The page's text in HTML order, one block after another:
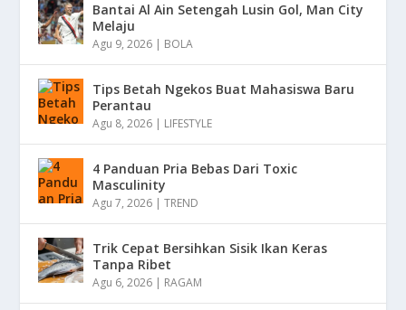
Bantai Al Ain Setengah Lusin Gol, Man City
Melaju
Agu 9, 2026 | BOLA
Tips Betah Ngekos Buat Mahasiswa Baru
Perantau
Agu 8, 2026 | LIFESTYLE
4 Panduan Pria Bebas Dari Toxic
Masculinity
Agu 7, 2026 |TREND
Trik Cepat Bersihkan Sisik Ikan Keras
Tanpa Ribet
Agu 6, 2026 | RAGAM